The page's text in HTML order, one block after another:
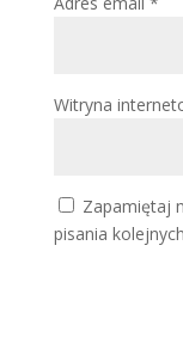
Witryna
Zapamiętaj
pisania